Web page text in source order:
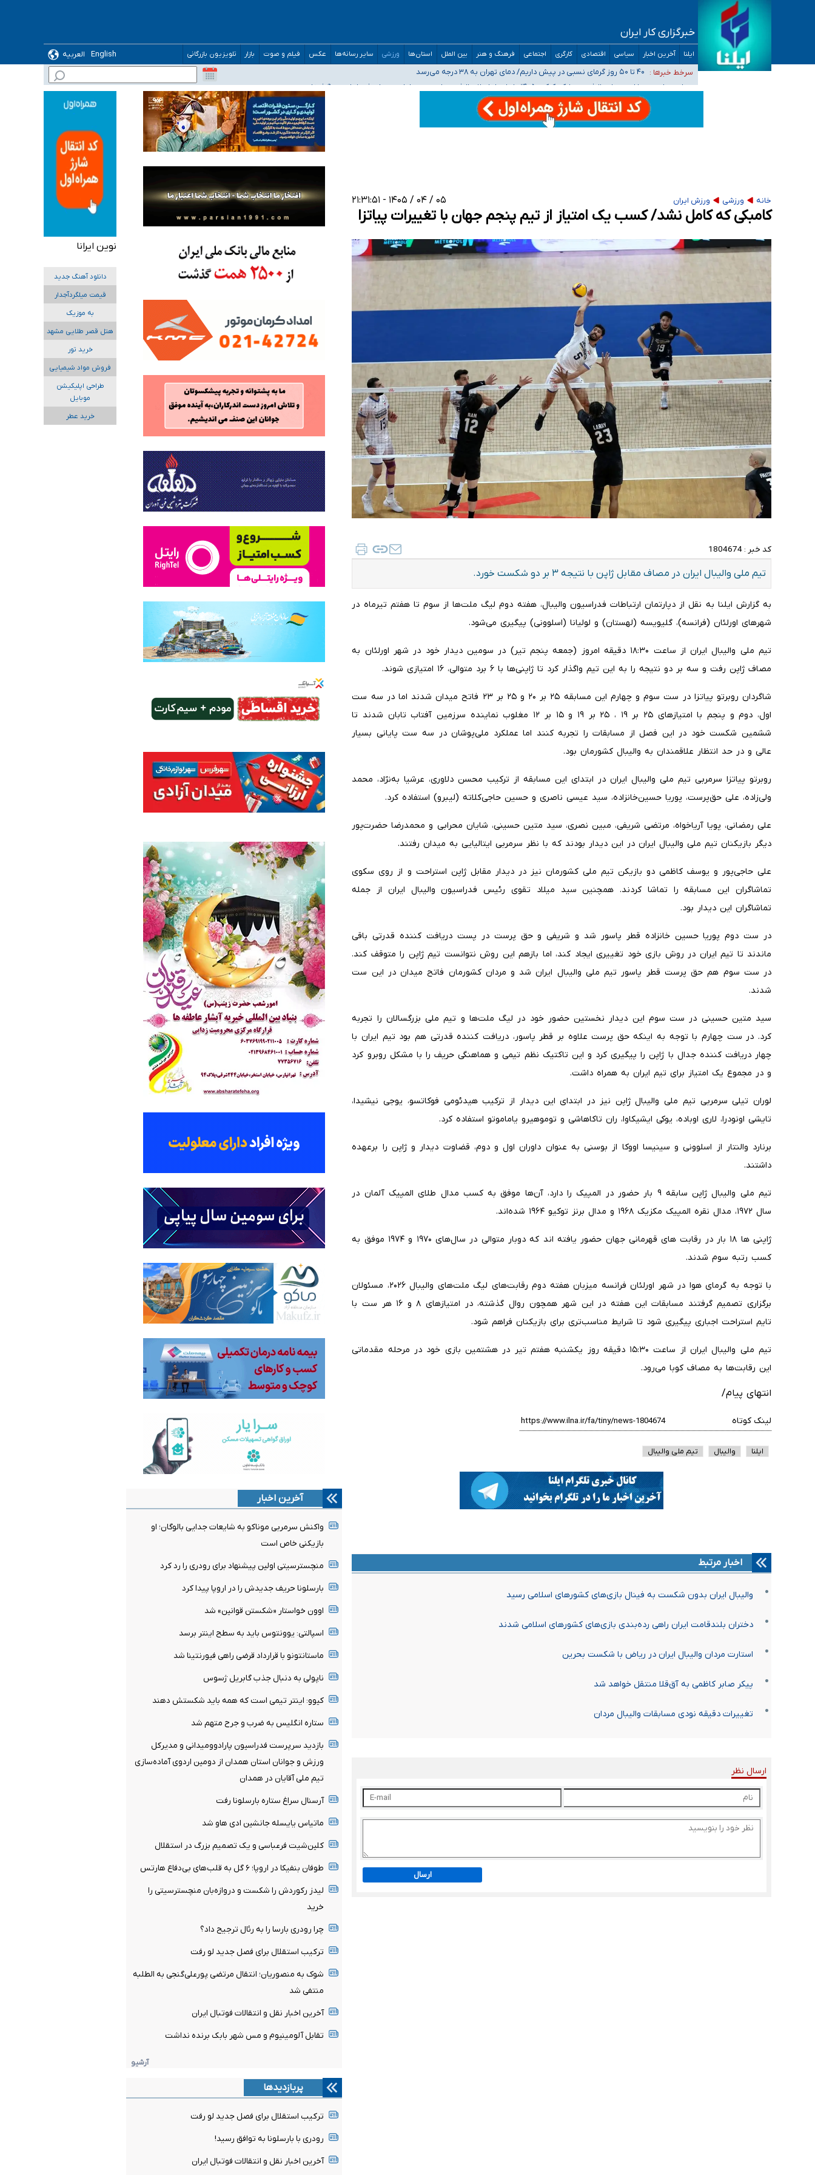
خبرگزاری کار ایران
ایلنا آخرین اخبار سیاسی اقتصادی کارگری اجتماعی فرهنگ و هنر بین الملل استان‌ها ورزشی سایر رسانه‌ها عکس فیلم و صوت بازار تلویزیون بازرگانی English
العربیه
سرخط خبرها :
افزایش تعداد مراکز همسان‌گزینی به ۲۳۰ مرکز/ بررسی صلاحیت و نظارت‌ها به سازمان تبلیغات واگذار شده است
۴۰ تا ۵۰ روز گرمای نسبی در پیش داریم/ دمای تهران به ۳۸ درجه می‌رسد
موضع وزارت بهداشت درباره ظرفیت پزشکی کنکور ۱۴۰۵: خواستار اصلاح ظرفیت‌ها هستیم، اما هنوز پاسخ مشخصی نگرفته‌ایم
تعویق آزمون ورودی دکترای تخصصی فرماندهی صحنه عملیات و دکترای تخصصی جغرافیای نظامی دافوس آجا
خبرنگاران راویان حقیقت با دغدغه نان، مسکن و بیمه
خانه ورزشی ورزش ایران ۰۵ / ۰۴ / ۱۴۰۵ - ۲۱:۳۱:۵۱
کامبکی که کامل نشد/ کسب یک امتیاز از تیم پنجم جهان با تغییرات پیاتزا
کد خبر : 1804674
تیم ملی والیبال ایران در مصاف مقابل ژاپن با نتیجه ۳ بر دو شکست خورد.
به گزارش ایلنا به نقل از دپارتمان ارتباطات فدراسیون والیبال، هفته دوم لیگ ملت‌ها از سوم تا هفتم تیرماه در
شهرهای اورلئان (فرانسه)، گلیویسه (لهستان) و لولیانا (اسلوونی) پیگیری می‌شود.
تیم ملی والیبال ایران از ساعت ۱۸:۳۰ دقیقه امروز (جمعه پنجم تیر) در سومین دیدار خود در شهر اورلئان به
مصاف ژاپن رفت و سه بر دو نتیجه را به این تیم واگذار کرد تا ژاپنی‌ها با ۶ برد متوالی، ۱۶ امتیازی شوند.
شاگردان روبرتو پیاتزا در ست سوم و چهارم این مسابقه ۲۵ بر ۲۰ و ۲۵ بر ۲۳ فاتح میدان شدند اما در سه ست
اول، دوم و پنجم با امتیازهای ۲۵ بر ۱۹ ، ۲۵ بر ۱۹ و ۱۵ بر ۱۲ مغلوب نماینده سرزمین آفتاب تابان شدند تا
ششمین شکست خود در این فصل از مسابقات را تجربه کنند اما عملکرد ملی‌پوشان در سه ست پایانی بسیار
عالی و در حد انتظار علاقمندان به والیبال کشورمان بود.
روبرتو پیاتزا سرمربی تیم ملی والیبال ایران در ابتدای این مسابقه از ترکیب محسن دلاوری، عرشیا به‌نژاد، محمد
ولی‌زاده، علی حق‌پرست، پوریا حسین‌خانزاده، سید عیسی ناصری و حسین حاجی‌کلاته (لیبرو) استفاده کرد.
علی رمضانی، پویا آریاخواه، مرتضی شریفی، مبین نصری، سید متین حسینی، شایان محرابی و محمدرضا حضرت‌پور
دیگر بازیکنان تیم ملی والیبال ایران در این دیدار بودند که با نظر سرمربی ایتالیایی به میدان رفتند.
علی حاجی‌‌پور و یوسف کاظمی دو بازیکن تیم ملی کشورمان نیز در دیدار مقابل ژاپن استراحت و از روی سکوی
تماشاگران این مسابقه را تماشا کردند. همچنین سید میلاد تقوی رئیس فدراسیون والیبال ایران از جمله
تماشاگران این دیدار بود.
در ست دوم پوریا حسین خانزاده قطر پاسور شد و شریفی و حق پرست در پست دریافت کننده قدرتی باقی
ماندند تا تیم ایران در روش بازی خود تغییری ایجاد کند، اما بازهم این روش نتوانست تیم ژاپن را متوقف کند.
در ست سوم هم حق پرست قطر پاسور تیم ملی والیبال ایران شد و مردان کشورمان فاتح میدان در این ست
شدند.
سید متین حسینی در ست سوم این دیدار نخستین حضور خود در لیگ ملت‌ها و تیم ملی بزرگسالان را تجربه
کرد. در ست چهارم با توجه به اینکه حق پرست علاوه بر قطر پاسور، دریافت کننده قدرتی هم بود تیم ایران با
چهار دریافت کننده جدال با ژاپن را پیگیری کرد و این تاکتیک نظم تیمی و هماهنگی حریف را با مشکل روبرو کرد
و در مجموع یک امتیاز برای تیم ایران به همراه داشت.
لوران تیلی سرمربی تیم ملی والیبال ژاپن نیز در ابتدای این دیدار از ترکیب هیدئومی فوکاتسو، یوجی نیشیدا،
تایشی اونودرا، لاری اوباده، یوکی ایشیکاوا، ران تاکاهاشی و توموهیرو یاماموتو استفاده کرد.
برنارد والنتار از اسلوونی و سینیسا اووکا از بوسنی به عنوان داوران اول و دوم، قضاوت دیدار و ژاپن را برعهده
داشتند.
تیم ملی والیبال ژاپن سابقه ۹ بار حضور در المپیک را دارد، آن‌ها موفق به کسب مدال طلای المپیک آلمان در
سال ۱۹۷۲، مدال نقره المپیک مکزیک ۱۹۶۸ و مدال برنز توکیو ۱۹۶۴ شده‌اند.
ژاپنی ها ۱۸ بار در رقابت های قهرمانی جهان حضور یافته اند که دوبار متوالی در سال‌های ۱۹۷۰ و ۱۹۷۴ موفق به
کسب رتبه سوم شدند.
با توجه به گرمای هوا در شهر اورلئان فرانسه میزبان هفته دوم رقابت‌های لیگ ملت‌های والیبال ۲۰۲۶، مسئولان
برگزاری تصمیم گرفتند مسابقات این هفته در این شهر همچون روال گذشته، در امتیازهای ۸ و ۱۶ هر ست با
تایم استراحت اجباری پیگیری شود تا شرایط مناسب‌تری برای بازیکنان فراهم شود.
تیم ملی والیبال ایران از ساعت ۱۵:۳۰ دقیقه روز یکشنبه هفتم تیر در هشتمین بازی خود در مرحله مقدماتی
این رقابت‌ها به مصاف کوبا می‌رود.
انتهای پیام/
لینک کوتاه
ایلنا والیبال تیم ملی والیبال
اخبار مرتبط
والیبال ایران بدون شکست به فینال بازی‌های کشورهای اسلامی رسید
دختران بلندقامت ایران راهی رده‌بندی بازی‌های کشورهای اسلامی شدند
استارت مردان والیبال ایران در ریاض با شکست بحرین
پیکر صابر کاظمی به آق‌قلا منتقل خواهد شد
تغییرات دقیقه نودی مسابقات والیبال مردان
ارسال نظر
ارسال
آخرین اخبار
واکنش سرمربی موناکو به شایعات جدایی بالوگان؛ او
بازیکنی خاص است
منچسترسیتی اولین پیشنهاد برای رودری را رد کرد
بارسلونا حریف جدیدش را در اروپا پیدا کرد
اوون خواستار «شکستن قوانین» شد
اسپالتی: یوونتوس باید به سطح اینتر برسد
ماستانتونو با قرارداد قرضی راهی فیورنتینا شد
ناپولی به دنبال جذب گابریل ژسوس
کیوو: اینتر تیمی است که همه باید شکستش دهند
ستاره انگلیس به ضرب و جرح متهم شد
بازدید سرپرست فدراسیون پارادوومیدانی و مدیرکل
ورزش و جوانان استان همدان از دومین اردوی آماده‌سازی
تیم ملی آقایان در همدان
آرسنال سراغ ستاره بارسلونا رفت
ماتیاس یایسله جانشین ادی هاو شد
کلین‌شیت فرعباسی و یک تصمیم بزرگ در استقلال
طوفان بنفیکا در اروپا؛ ۶ گل به قلب‌های بی‌دفاع هارتس
لیدز رکوردش را شکست و دروازه‌بان منچسترسیتی را
خرید
چرا رودری بارسا را به رئال ترجیح داد؟
ترکیب استقلال برای فصل جدید لو رفت
شوک به منصوریان؛ انتقال مرتضی پورعلی‌گنجی به الطلبه
منتفی شد
آخرین اخبار نقل و انتقالات فوتبال ایران
تقابل آلومینیوم و مس شهر بابک برنده نداشت
آرشیو
پربازدیدها
ترکیب استقلال برای فصل جدید لو رفت
رودری با بارسلونا به توافق رسید!
آخرین اخبار نقل و انتقالات فوتبال ایران
نوین ایرانا
دانلود آهنگ جدید
قیمت میلگردآجدار
به موزیک
هتل قصر طلایی مشهد
خرید تور
فروش مواد شیمیایی
طراحی اپلیکیشن
موبایل
خرید عطر